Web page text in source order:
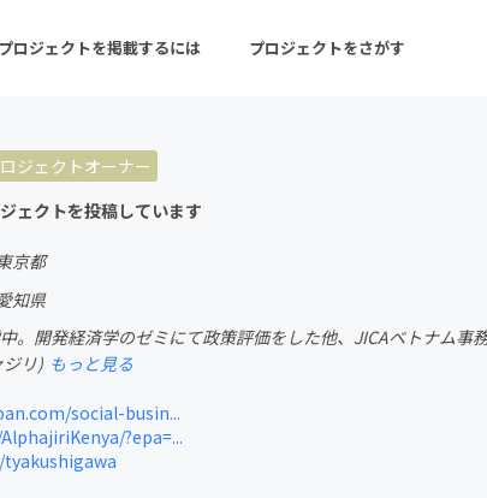
プロジェクトを掲載するには プロジェクトをさがす
注目の新着プロジェクト
楽
ム・サービス開発 フード・飲食店
レンジ
ジェクトオーナー
ェクトを投稿しています
京都
知県
中。開発経済学のゼミにて政策評価をした他、JICAベトナム
リ) もっと見る
social-busin...
?epa=...